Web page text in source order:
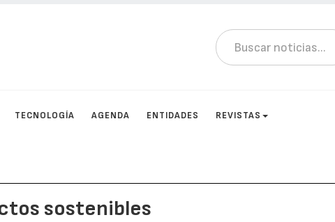
TECNOLOGÍA AGENDA ENTIDADES REVISTAS
sostenibles